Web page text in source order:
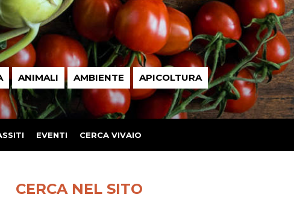
ANIMALI AMBIENTE APICOLTURA
EVENTI CERCA VIVAIO
CERCA NEL SITO